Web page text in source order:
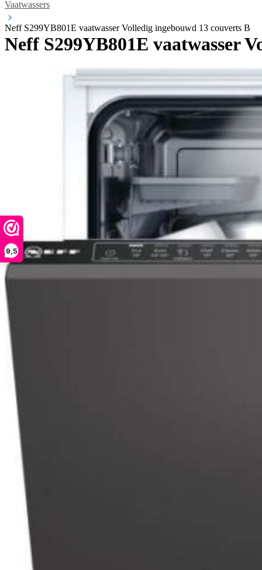
9,5
Vaatwassers
Neff S299YB801E vaatwasser Volledig ingebouwd 13 couverts B
Neff S299YB801E vaatwasser